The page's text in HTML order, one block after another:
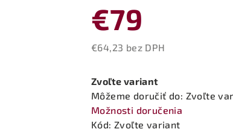
€79
€64,23 bez DPH
cena:
Zvoľte variant
Môžeme doručiť do: Zvoľte
Možnosti doručenia
Kód: Zvoľte variant